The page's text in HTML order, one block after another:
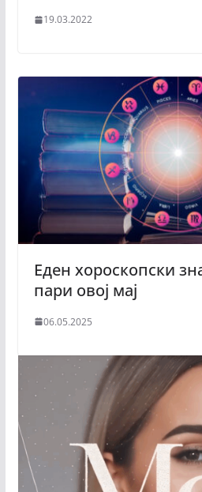
19.03.2022
Еден хороскопски
пари овој мај
06.05.2025